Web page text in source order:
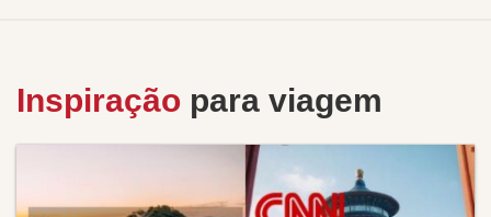
Inspiração para viagem